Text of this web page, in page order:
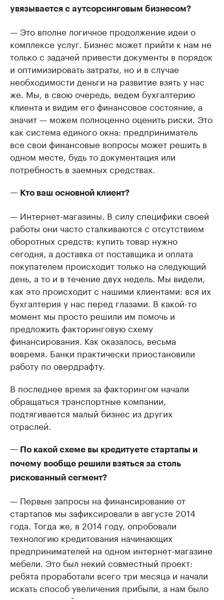
увязывается с аутсорсинговым бизнесом?
— Это вполне логичное продолжение идеи о
комплексе услуг. Бизнес может прийти к нам не
только с задачей привести документы в порядок
и оптимизировать затраты, но и в случае
необходимости деньги на развитие взять у нас
же. Мы, в свою очередь, ведем бухгалтерию
клиента и видим его финансовое состояние, а
значит — можем полноценно оценить риски. Это
как система единого окна: предприниматель
все свои финансовые вопросы может решить в
одном месте, будь то документация или
потребность в заемных средствах.
— Кто ваш основной клиент?
— Интернет-магазины. В силу специфики своей
работы они часто сталкиваются с отсутствием
оборотных средств: купить товар нужно
сегодня, а доставка от поставщика и оплата
покупателем происходит только на следующий
день, а то и в течение двух недель. Мы видели,
как это происходит с нашими клиентами: вся их
бухгалтерия у нас перед глазами. В какой-то
момент мы просто решили им помочь и
предложить факторинговую схему
финансирования. Как оказалось, весьма
вовремя. Банки практически приостановили
работу по овердрафту.
В последнее время за факторингом начали
обращаться транспортные компании,
подтягивается малый бизнес из других
отраслей.
— По какой схеме вы кредитуете стартапы и
почему вообще решили взяться за столь
рискованный сегмент?
— Первые запросы на финансирование от
стартапов мы зафиксировали в августе 2014
года. Тогда же, в 2014 году, опробовали
технологию кредитования начинающих
предпринимателей на одном интернет-магазине
мебели. Это был некий совместный проект:
ребята проработали всего три месяца и начали
искать способ увеличения прибыли, а нам было